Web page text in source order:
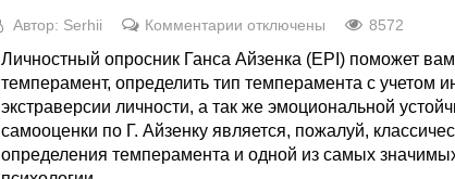
Автор: Serhii Комментарии отключены 8572
Личностный опросник Ганса Айзенка (EPI) поможет вам
темперамент, определить тип темперамента с учетом
экстраверсии личности, а так же эмоциональной
самооценки по Г. Айзенку является, пожалуй,
определения темперамента и одной из самых